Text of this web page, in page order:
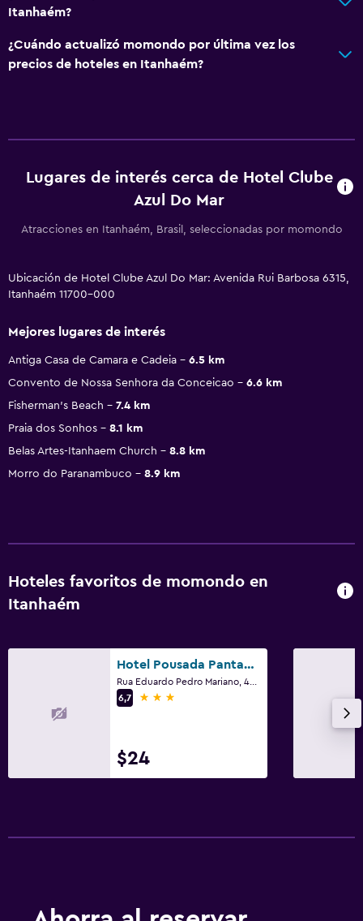
Itanhaém?
¿Cuándo actualizó momondo por última vez los
precios de hoteles en Itanhaém?
Lugares de interés cerca de Hotel Clube
Azul Do Mar
Atracciones en Itanhaém, Brasil, seleccionadas por momondo
Ubicación de Hotel Clube Azul Do Mar: Avenida Rui Barbosa 6315,
Itanhaém 11700-000
Mejores lugares de interés
Antiga Casa de Camara e Cadeia
6.5 km
Convento de Nossa Senhora da Conceicao
6.6 km
Fisherman's Beach
7.4 km
Praia dos Sonhos
8.1 km
Belas Artes-Itanhaem Church
8.8 km
Morro do Paranambuco
8.9 km
Hoteles favoritos de momondo en
Itanhaém
Hotel Pousada Pantanal
6,7
3 estrellas
$24